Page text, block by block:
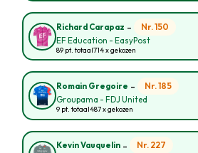
Richard Carapaz - Nr. 150
EF Education - EasyPost
89 pt. totaal714 x gekozen
Romain Gregoire - Nr. 185
Groupama - FDJ United
9 pt. totaal487 x gekozen
Kevin Vauquelin - Nr. 227